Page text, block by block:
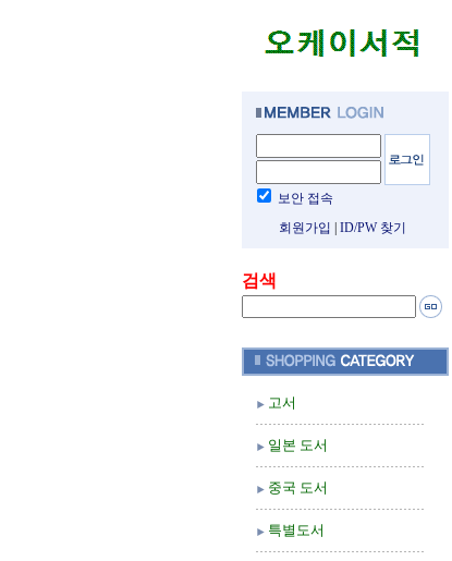
보안 접속
회원가입
ID/PW 찾기
검색
고서
일본 도서
중국 도서
특별도서